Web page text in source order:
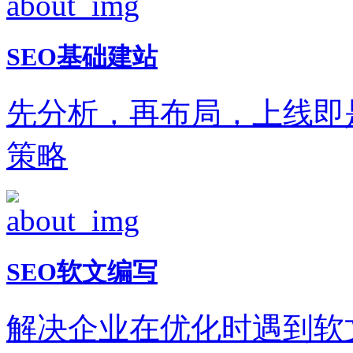
SEO基础建站
先分析，再布局，上线
策略
SEO软文编写
解决企业在优化时遇到